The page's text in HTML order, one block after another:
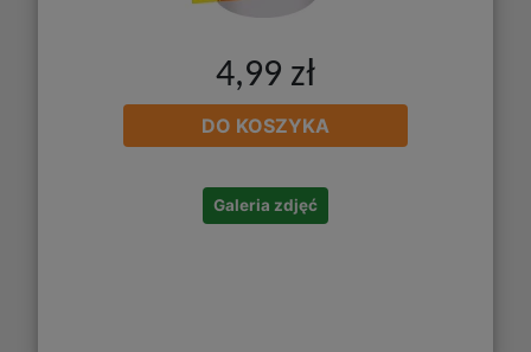
4,99 zł
DO KOSZYKA
Galeria zdjęć